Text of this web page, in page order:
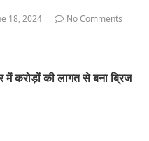
18, 2024
No Comments
की लागत से बना ब्रिज